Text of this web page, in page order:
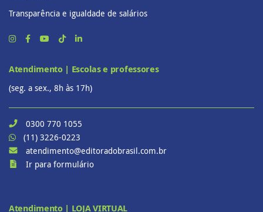
Transparência e igualdade de salários
Atendimento | Escolas e professores
(seg. a sex., 8h às 17h)
0300 770 1055
(11) 3226-0223
atendimento@editoradobrasil.com.br
Ir para formulário
Atendimento | LOJA VIRTUAL